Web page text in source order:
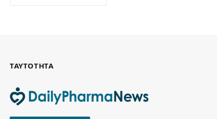
ΤΑΥΤΟΤΗΤΑ